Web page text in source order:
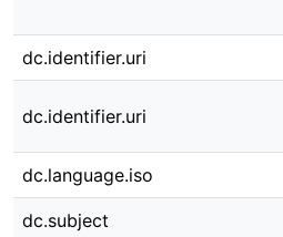
dc.identifier.uri
dc.identifier.uri
dc.language.iso
dc.subject